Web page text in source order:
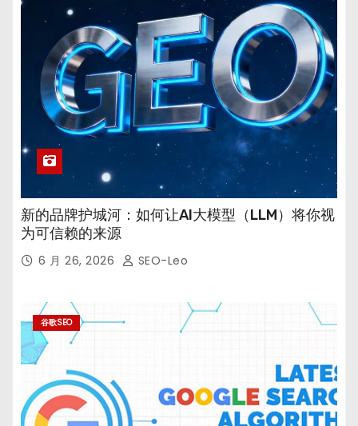
新的品牌护城河：如何让AI大模型（LLM）将你视
为可信赖的来源
6 月 26, 2026 SEO-Leo
谷歌SEO